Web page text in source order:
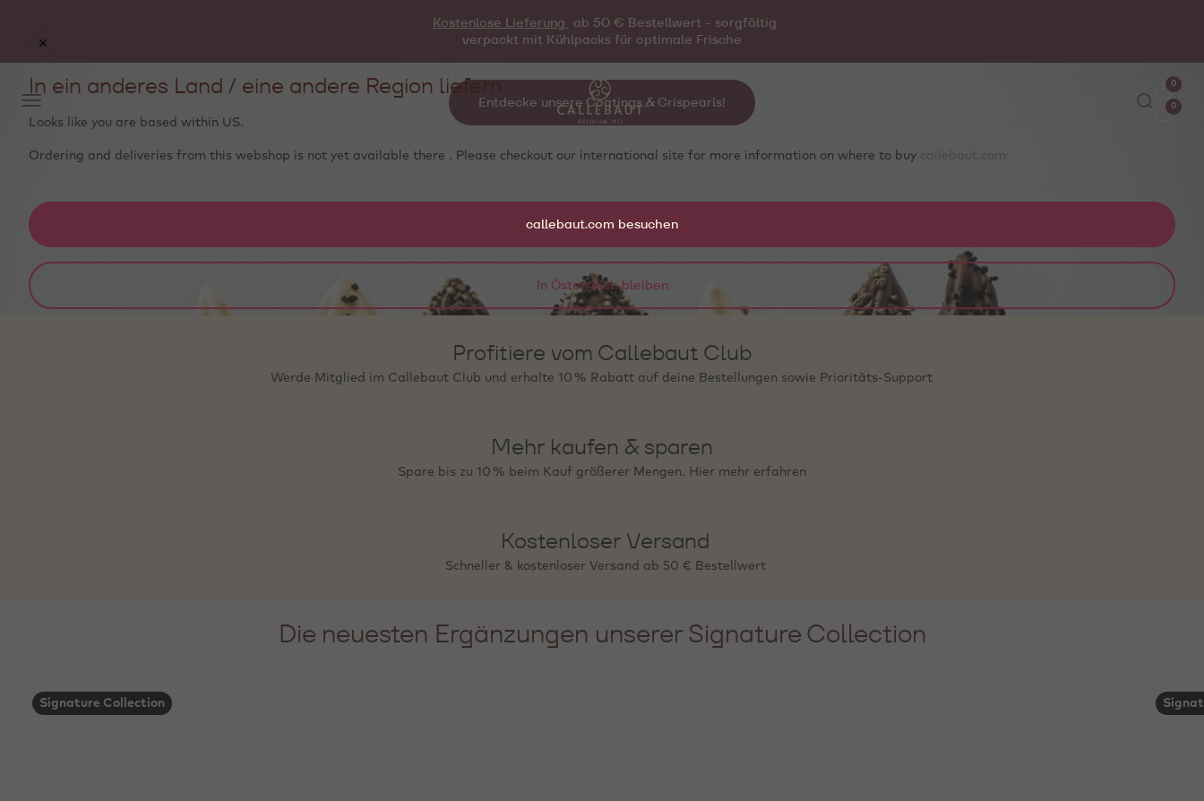
Kostenlose Lieferung
ab 50 € Bestellwert - sorgfältig
verpackt mit Kühlpacks für optimale Frische
0
0
Startseite Mach dein Eis unübersehbar verführerisch
Entdecke unsere Coatings & Crispearls!
Profitiere vom Callebaut Club
Werde Mitglied im Callebaut Club und erhalte 10 % Rabatt auf deine Bestellungen sowie Prioritäts‑Support
Mehr kaufen & sparen
Spare bis zu 10 % beim Kauf größerer Mengen. Hier mehr erfahren
Kostenloser Versand
Schneller & kostenloser Versand ab 50 € Bestellwert
Die neuesten Ergänzungen unserer Signature Collection
Signature Collection
In ein anderes Land / eine andere Region liefern
Looks like you are based within US.
Ordering and deliveries from this webshop is not yet available there . Please checkout our international site for more information on where to buy
callebaut.com besuchen
In Österreich bleiben